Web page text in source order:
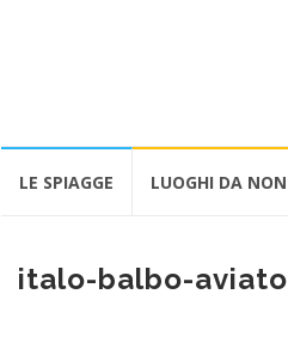
LE SPIAGGE LUOGHI DA NON
italo-balbo-